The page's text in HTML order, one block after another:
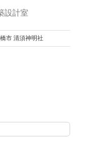
設計室
市 清須神明社